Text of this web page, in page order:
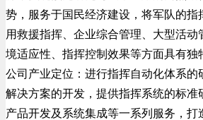
势，服务于国民经济建设，将军队的指
用救援指挥、企业综合管理、大型活
境适应性、指挥控制效果等方面具有独
公司产业定位：进行指挥自动化体系的
解决方案的开发，提供指挥系统的标准
产品开发及系统集成等一系列服务，打